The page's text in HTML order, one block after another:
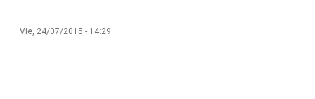
Vie, 24/07/2015 - 14:29